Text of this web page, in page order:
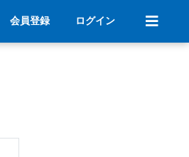
会員登録 ログイン